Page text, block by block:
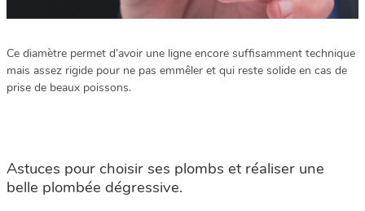
Ce diamètre permet d’avoir une ligne encore suffisamment technique
mais assez rigide pour ne pas emmêler et qui reste solide en cas de
prise de beaux poissons.
Astuces pour choisir ses plombs et réaliser une
belle plombée dégressive.